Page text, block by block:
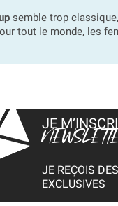
semble trop
tout le monde, les
JE
JE REÇOIS
EXCLUSIVES